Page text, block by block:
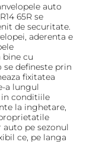
auto
65R se
de securitate.
aderenta e
bine cu
se defineste prin
fixitatea
a lungul
in conditiile
la inghetare,
pe sezonul
ce, pe langa